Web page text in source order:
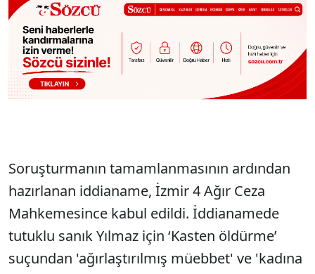
Soruşturmanın tamamlanmasının ardından
hazırlanan iddianame, İzmir 4 Ağır Ceza
Mahkemesince kabul edildi. İddianamede
tutuklu sanık Yılmaz için ‘Kasten öldürme’
suçundan 'ağırlaştırılmış müebbet' ve 'kadına